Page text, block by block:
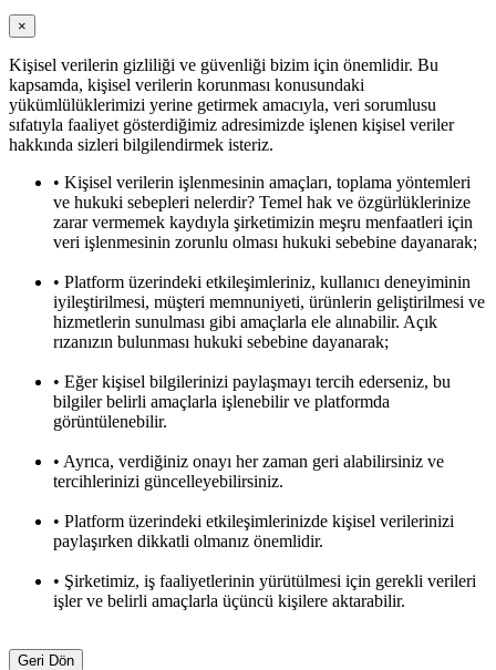
×
Kişisel verilerin gizliliği ve güvenliği bizim için önemlidir. Bu
kapsamda, kişisel verilerin korunması konusundaki
yükümlülüklerimizi yerine getirmek amacıyla, veri sorumlusu
sıfatıyla faaliyet gösterdiğimiz adresimizde işlenen kişisel veriler
hakkında sizleri bilgilendirmek isteriz.
• Kişisel verilerin işlenmesinin amaçları, toplama yöntemleri
ve hukuki sebepleri nelerdir? Temel hak ve özgürlüklerinize
zarar vermemek kaydıyla şirketimizin meşru menfaatleri için
veri işlenmesinin zorunlu olması hukuki sebebine dayanarak;
• Platform üzerindeki etkileşimleriniz, kullanıcı deneyiminin
iyileştirilmesi, müşteri memnuniyeti, ürünlerin geliştirilmesi ve
hizmetlerin sunulması gibi amaçlarla ele alınabilir. Açık
rızanızın bulunması hukuki sebebine dayanarak;
• Eğer kişisel bilgilerinizi paylaşmayı tercih ederseniz, bu
bilgiler belirli amaçlarla işlenebilir ve platformda
görüntülenebilir.
• Ayrıca, verdiğiniz onayı her zaman geri alabilirsiniz ve
tercihlerinizi güncelleyebilirsiniz.
• Platform üzerindeki etkileşimlerinizde kişisel verilerinizi
paylaşırken dikkatli olmanız önemlidir.
• Şirketimiz, iş faaliyetlerinin yürütülmesi için gerekli verileri
işler ve belirli amaçlarla üçüncü kişilere aktarabilir.
Geri Dön